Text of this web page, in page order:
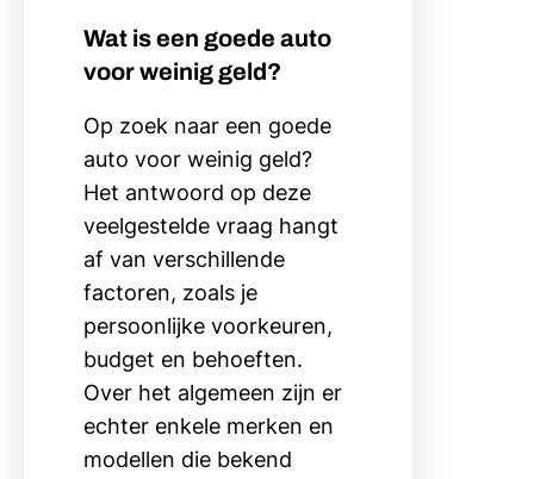
Wat is een goede auto
voor weinig geld?
Op zoek naar een goede
auto voor weinig geld?
Het antwoord op deze
veelgestelde vraag hangt
af van verschillende
factoren, zoals je
persoonlijke voorkeuren,
budget en behoeften.
Over het algemeen zijn er
echter enkele merken en
modellen die bekend